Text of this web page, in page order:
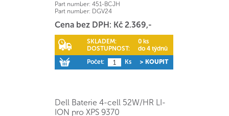
Part number: 451-BCJH
Part number: DGV24
Cena bez DPH: Kč 2.369,-
SKLADEM:
0 ks
DOSTUPNOST:
do 4 týdnů
Počet:
Ks > KOUPIT
Dell Baterie 4-cell 52W/HR LI-
ION pro XPS 9370